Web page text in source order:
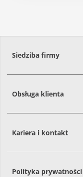
Siedziba firmy
Obsługa klienta
Kariera i kontakt
Polityka